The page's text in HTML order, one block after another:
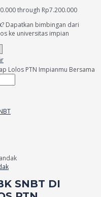
through Rp7.200.000
? Dapatkan bimbingan dari
ke universitas impian
Lolos PTN Impianmu Bersama
SNBT DI